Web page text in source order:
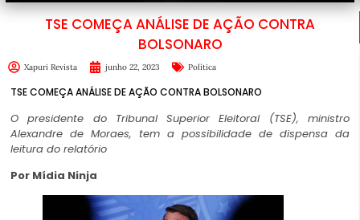
TSE COMEÇA ANÁLISE DE AÇÃO CONTRA
BOLSONARO
Xapuri Revista junho 22, 2023 Política
TSE COMEÇA ANÁLISE DE AÇÃO CONTRA BOLSONARO
O presidente do Tribunal Superior Eleitoral (TSE), ministro
Alexandre de Moraes, tem a possibilidade de dispensa da
leitura do relatório
Por Mídia Ninja